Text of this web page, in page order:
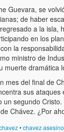
Guevara, se
de haber
a la isla,
en los
la
ministro de
muerte dramática
mes del final de
sus ataques
un segundo
Chávez. ¿Por
•chavez asesino